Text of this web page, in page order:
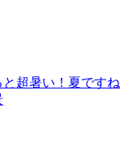
超暑い！夏ですね